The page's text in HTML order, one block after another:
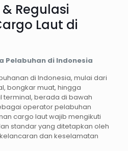
Regulasi
Laut di
Pelabuhan di Indonesia
di Indonesia, mulai dari
bongkar muat, hingga
berada di bawah
operator pelabuhan
cargo laut wajib mengikuti
standar yang ditetapkan oleh
dan keselamatan